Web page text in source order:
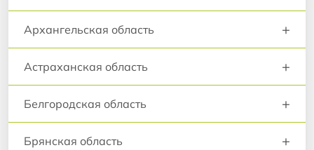
Архангельская область +
Астраханская область +
Белгородская область +
Брянская область +